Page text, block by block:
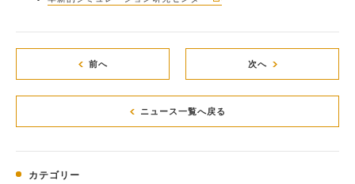
前へ 次へ
ニュース一覧へ戻る
カテゴリー